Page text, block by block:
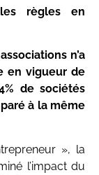
règles en
n’a
en vigueur de
de sociétés
à la même
», la
l’impact du